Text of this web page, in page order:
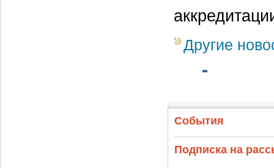
Другие
События
Подписка на